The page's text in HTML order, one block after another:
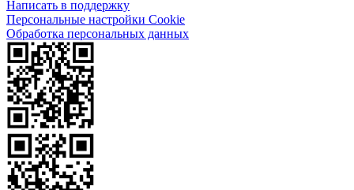
Написать в поддержку
Персональные настройки Cookie
Обработка персональных данных